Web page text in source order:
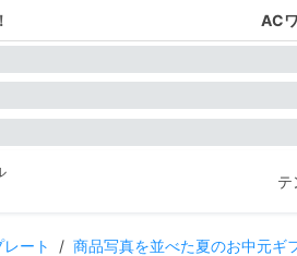
AC
テ
ート / 商品写真を並べた夏のお中元ギ